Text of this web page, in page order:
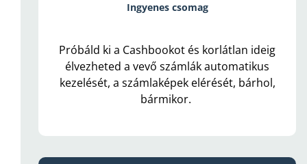
Ingyenes csomag
Próbáld ki a Cashbookot és korlátlan ideig
élvezheted a vevő számlák automatikus
kezelését, a számlaképek elérését, bárhol,
bármikor.